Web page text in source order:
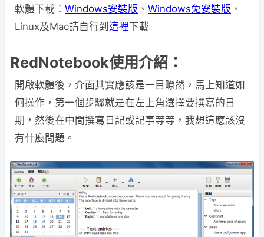
軟體下載： Windows安裝版 、 Windows免安裝版 、
Linux及Mac請自行到 這裡下載
RedNotebook使用介紹：
開啟軟體後，介面其實應該是一目瞭然，馬上知道如
何操作，第一個步驟就是在左上角選擇要撰寫的日
期，然後在中間撰寫日記或記事等等，我想這應該沒
有什麼問題。